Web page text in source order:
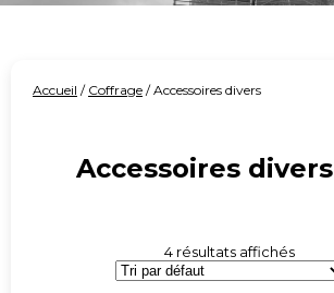
Accueil / Coffrage / Accessoires divers
Accessoires divers
4 résultats affichés